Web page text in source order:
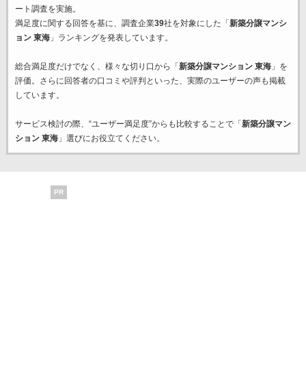
ート調査を実施。
満足度に関する回答を基に、調査企業39社を対象にした「 新築分譲マンシ
ョン 東海」ランキングを発表しています。
総合満足度だけでなく、様々な切り口から「 新築分譲マンション 東海」を
評価。さらに回答者の口コミや評判といった、実際のユーザーの声も掲載
しています。
サービス検討の際、“ユーザー満足度”からも比較することで「 新築分譲マン
ション 東海」選びにお役立てください。
PR